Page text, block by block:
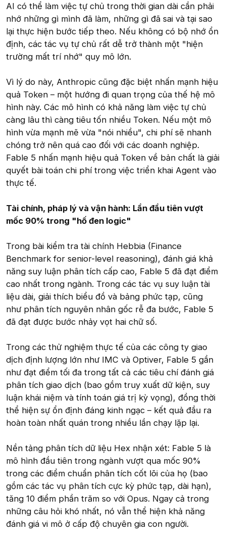
AI có thể làm việc tự chủ trong thời gian dài cần phải
nhớ những gì mình đã làm, những gì đã sai và tại sao
lại thực hiện bước tiếp theo. Nếu không có bộ nhớ ổn
định, các tác vụ tự chủ rất dễ trở thành một "hiện
trường mất trí nhớ" quy mô lớn.
Vì lý do này, Anthropic cũng đặc biệt nhấn mạnh hiệu
quả Token – một hướng đi quan trọng của thế hệ mô
hình này. Các mô hình có khả năng làm việc tự chủ
càng lâu thì càng tiêu tốn nhiều Token. Nếu một mô
hình vừa mạnh mẽ vừa "nói nhiều", chi phí sẽ nhanh
chóng trở nên quá cao đối với các doanh nghiệp.
Fable 5 nhấn mạnh hiệu quả Token về bản chất là giải
quyết bài toán chi phí trong việc triển khai Agent vào
thực tế.
Tài chính, pháp lý và vận hành: Lần đầu tiên vượt
mốc 90% trong "hố đen logic"
Trong bài kiểm tra tài chính Hebbia (Finance
Benchmark for senior-level reasoning), đánh giá khả
năng suy luận phân tích cấp cao, Fable 5 đã đạt điểm
cao nhất trong ngành. Trong các tác vụ suy luận tài
liệu dài, giải thích biểu đồ và bảng phức tạp, cũng
như phân tích nguyên nhân gốc rễ đa bước, Fable 5
đã đạt được bước nhảy vọt hai chữ số.
Trong các thử nghiệm thực tế của các công ty giao
dịch định lượng lớn như IMC và Optiver, Fable 5 gần
như đạt điểm tối đa trong tất cả các tiêu chí đánh giá
phân tích giao dịch (bao gồm truy xuất dữ kiện, suy
luận khái niệm và tính toán giá trị kỳ vọng), đồng thời
thể hiện sự ổn định đáng kinh ngạc – kết quả đầu ra
hoàn toàn nhất quán trong nhiều lần chạy lặp lại.
Nền tảng phân tích dữ liệu Hex nhận xét: Fable 5 là
mô hình đầu tiên trong ngành vượt qua mốc 90%
trong các điểm chuẩn phân tích cốt lõi của họ (bao
gồm các tác vụ phân tích cực kỳ phức tạp, dài hạn),
tăng 10 điểm phần trăm so với Opus. Ngay cả trong
những câu hỏi khó nhất, nó vẫn thể hiện khả năng
đánh giá vi mô ở cấp độ chuyên gia con người.